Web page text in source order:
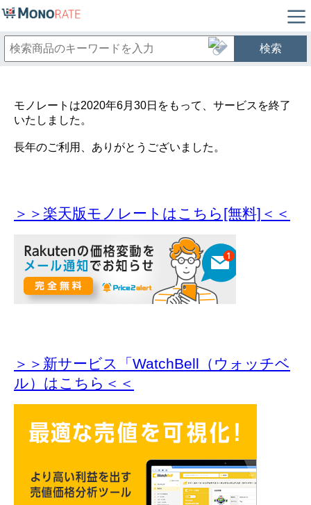
検索
モノレートは2020年6月30日をもって、サービスを終了
いたしました。
長年のご利用、ありがとうございました。
＞＞楽天版モノレートはこちら[無料]＜＜
＞＞新サービス「WatchBell（ウォッチベ
ル）はこちら＜＜